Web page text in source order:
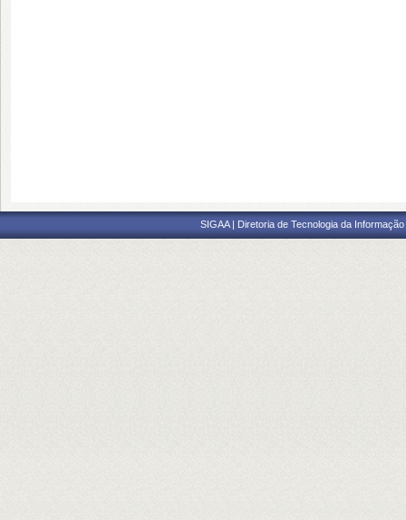
SIGAA | Diretoria de Tecnologia da